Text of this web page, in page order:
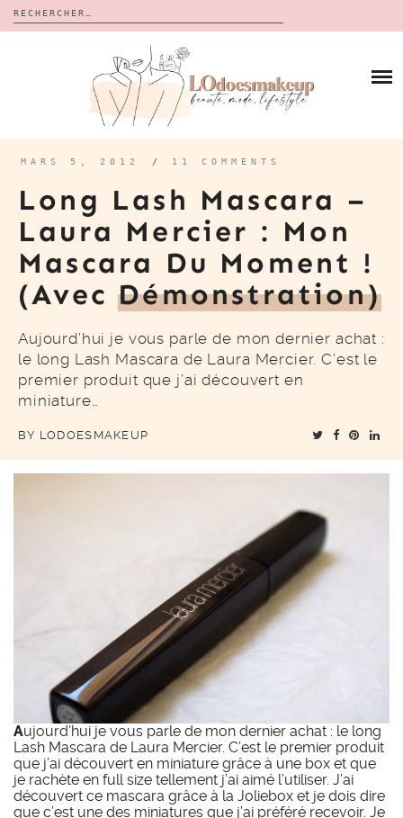
Rechercher :
CALENDRIERS DE L’AVENT
BON PLAN
À PROPOS
CONTACT
MARS 5, 2012 / 11 COMMENTS
Long Lash Mascara –
Laura Mercier : Mon
Mascara Du Moment !
(AvecDémonstration)
Aujourd’hui je vous parle de mon dernier achat :
le long Lash Mascara de Laura Mercier. C’est le
premier produit que j’ai découvert en
miniature…
BY LODOESMAKEUP
Aujourd’hui je vous parle de mon dernier achat : le long
Lash Mascara de Laura Mercier. C’est le premier produit
que j’ai découvert en miniature grâce à une box et que
je rachète en full size tellement j’ai aimé l’utiliser. J’ai
découvert ce mascara grâce à la Joliebox et je dois dire
que c’est une des miniatures que j’ai préféré recevoir. Je